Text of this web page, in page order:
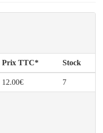
Prix TTC* Stock
12.00€ 7